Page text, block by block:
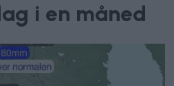
i en måned